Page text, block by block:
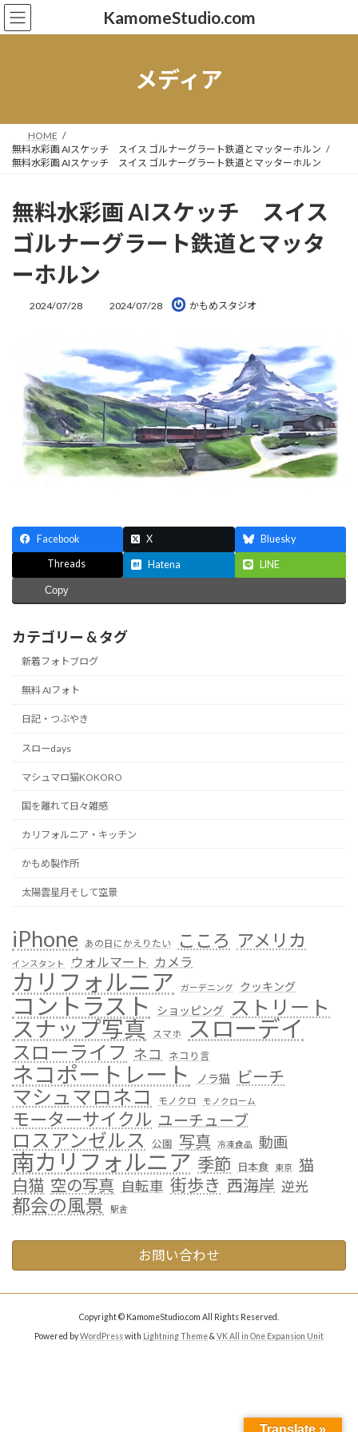
コ
ン
ナ
ビ
KamomeStudio.com
メディア
HOME
無料水彩画 AIスケッチ スイス ゴルナーグラート鉄道とマッターホルン
無料水彩画 AIスケッチ スイス ゴルナーグラート鉄道とマッターホルン
無料水彩画 AIスケッチ スイス
ゴルナーグラート鉄道とマッタ
ーホルン
2024/07/28
最
日
時
:
2024/07/28 かもめスタジオ
Facebook X Bluesky
Threads Hatena LINE
Copy
カテゴリー & タグ
新着フォトブログ
無料 AIフォト
日記・つぶやき
スローdays
マシュマロ猫KOKORO
国を離れて日々雑感
カリフォルニア・キッチン
かもめ製作所
太陽雲星月そして空景
iPhone あの日にかえりたい こころ アメリカ
インスタント ウォルマート カメラ
カリフォルニア ガーデニング クッキング
コントラスト ショッピング ストリート
スナップ写真 スマホ スローデイ
スローライフ ネコ ネコり言
ネコポートレート ノラ猫 ビーチ
マシュマロネコ モノクロ モノクローム
モーターサイクル ユーチューブ
ロスアンゼルス 公園 写真 冷凍食品 動画
南カリフォルニア 季節 日本食 東京 猫
白猫 空の写真 自転車 街歩き 西海岸 逆光
都会の風景 駅舎
お問い合わせ
Copyright © KamomeStudio.com All Rights Reserved.
Powered byWordPresswith Lightning Theme& VK All in One Expansion Unit
Translate »